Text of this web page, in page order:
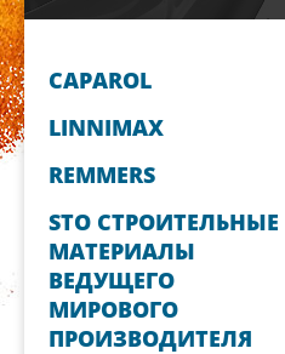
CAPAROL
LINNIMAX
REMMERS
STO СТРОИТЕЛЬНЫЕ
МАТЕРИАЛЫ
ВЕДУЩЕГО
МИРОВОГО
ПРОИЗВОДИТЕЛЯ